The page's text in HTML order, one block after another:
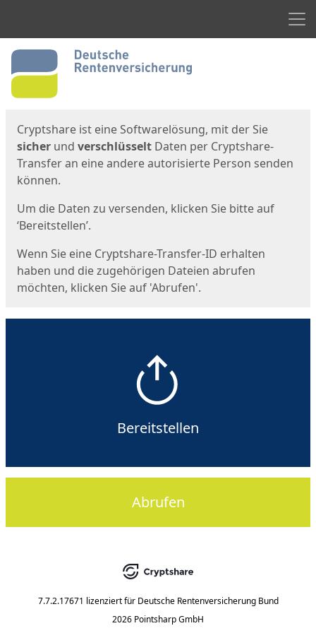
Start
Cryptshare ist eine Softwarelösung, mit der Sie
sicher und verschlüsselt Daten per Cryptshare-
Transfer an eine andere autorisierte Person senden
können.
Um die Daten zu versenden, klicken Sie bitte auf
‘Bereitstellen’.
Wenn Sie eine Cryptshare-Transfer-ID erhalten
haben und die zugehörigen Dateien abrufen
möchten, klicken Sie auf 'Abrufen'.
Bereitstellen
Abrufen
7.7.2.17671 lizenziert für Deutsche Rentenversicherung Bund
2026 Pointsharp GmbH